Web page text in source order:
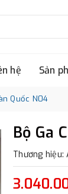
hệ Sản
Quốc N04
Bộ Ga
Thương hiệu: